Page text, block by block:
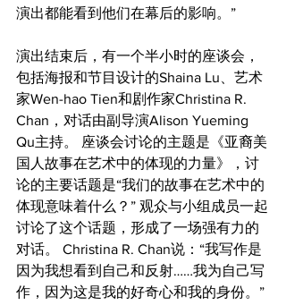
演出都能看到他们在幕后的影响。”
演出结束后，有一个半小时的座谈会，
包括海报和节目设计的Shaina Lu、艺术
家Wen-hao Tien和剧作家Christina R.
Chan，对话由副导演Alison Yueming
Qu主持。 座谈会讨论的主题是《亚裔美
国人故事在艺术中的体现的力量》，讨
论的主要话题是“我们的故事在艺术中的
体现意味着什么？” 观众与小组成员一起
讨论了这个话题，形成了一场强有力的
对话。 Christina R. Chan说：“我写作是
因为我想看到自己和反射……我为自己写
作，因为这是我的好奇心和我的身份。”